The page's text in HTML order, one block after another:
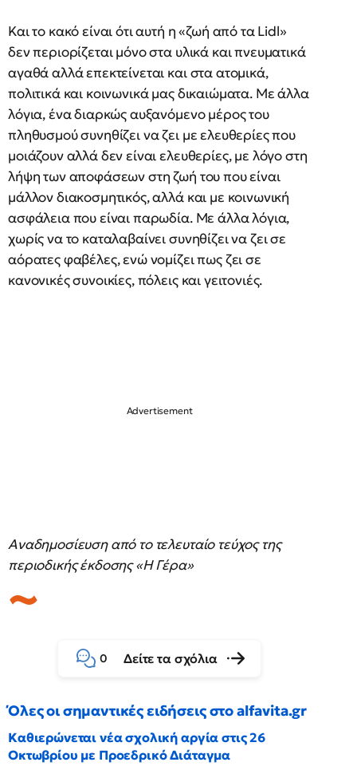
Και το κακό είναι ότι αυτή η «ζωή από τα Lidl»
δεν περιορίζεται μόνο στα υλικά και πνευματικά
αγαθά αλλά επεκτείνεται και στα ατομικά,
πολιτικά και κοινωνικά μας δικαιώματα. Με άλλα
λόγια, ένα διαρκώς αυξανόμενο μέρος του
πληθυσμού συνηθίζει να ζει με ελευθερίες που
μοιάζουν αλλά δεν είναι ελευθερίες, με λόγο στη
λήψη των αποφάσεων στη ζωή του που είναι
μάλλον διακοσμητικός, αλλά και με κοινωνική
ασφάλεια που είναι παρωδία. Με άλλα λόγια,
χωρίς να το καταλαβαίνει συνηθίζει να ζει σε
αόρατες φαβέλες, ενώ νομίζει πως ζει σε
κανονικές συνοικίες, πόλεις και γειτονιές.
Αναδημοσίευση από το τελευταίο τεύχος της
περιοδικής έκδοσης «Η Γέρα»
0 Δείτε τα σχόλια
Όλες οι σημαντικές ειδήσεις στο alfavita.gr
Καθιερώνεται νέα σχολική αργία στις 26
Οκτωβρίου με Προεδρικό Διάταγμα